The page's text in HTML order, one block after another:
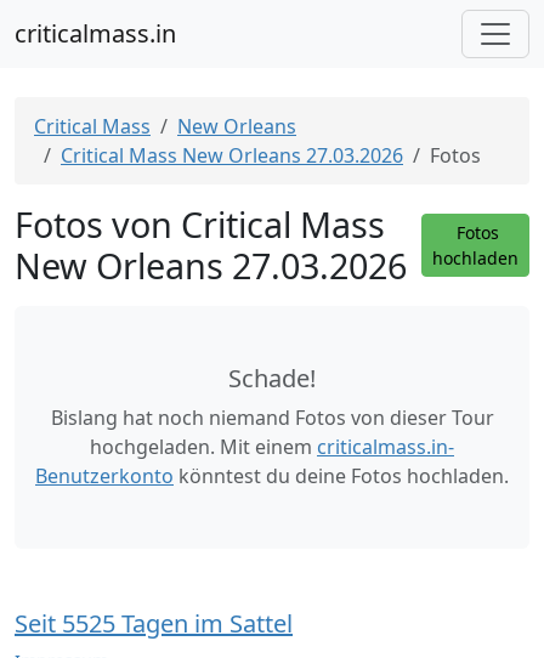
criticalmass.in
Critical Mass
New Orleans
Critical Mass New Orleans 27.03.2026
Fotos
Fotos von Critical Mass
New Orleans 27.03.2026
Fotos
hochladen
Schade!
Bislang hat noch niemand Fotos von dieser Tour
hochgeladen. Mit einem criticalmass.in-
Benutzerkonto könntest du deine Fotos hochladen.
Seit 5525 Tagen im Sattel